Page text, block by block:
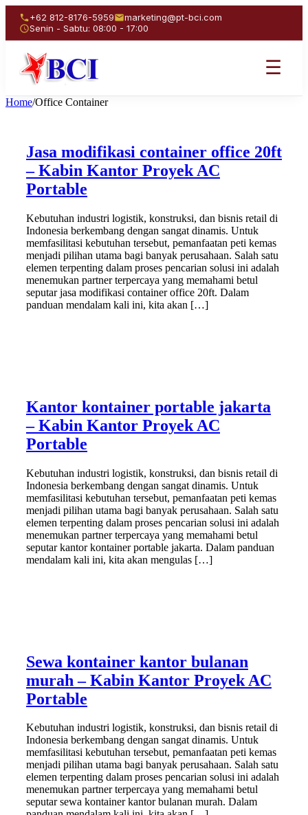
+62 812-8176-5959
marketing@pt-bci.com
Senin - Sabtu: 08:00 - 17:00
☰
Home/Office Container
Jasa modifikasi container office 20ft
– Kabin Kantor Proyek AC
Portable
Kebutuhan industri logistik, konstruksi, dan bisnis retail di
Indonesia berkembang dengan sangat dinamis. Untuk
memfasilitasi kebutuhan tersebut, pemanfaatan peti kemas
menjadi pilihan utama bagi banyak perusahaan. Salah satu
elemen terpenting dalam proses pencarian solusi ini adalah
menemukan partner terpercaya yang memahami betul
seputar jasa modifikasi container office 20ft. Dalam
panduan mendalam kali ini, kita akan […]
Kantor kontainer portable jakarta
– Kabin Kantor Proyek AC
Portable
Kebutuhan industri logistik, konstruksi, dan bisnis retail di
Indonesia berkembang dengan sangat dinamis. Untuk
memfasilitasi kebutuhan tersebut, pemanfaatan peti kemas
menjadi pilihan utama bagi banyak perusahaan. Salah satu
elemen terpenting dalam proses pencarian solusi ini adalah
menemukan partner terpercaya yang memahami betul
seputar kantor kontainer portable jakarta. Dalam panduan
mendalam kali ini, kita akan mengulas […]
Sewa kontainer kantor bulanan
murah – Kabin Kantor Proyek AC
Portable
Kebutuhan industri logistik, konstruksi, dan bisnis retail di
Indonesia berkembang dengan sangat dinamis. Untuk
memfasilitasi kebutuhan tersebut, pemanfaatan peti kemas
menjadi pilihan utama bagi banyak perusahaan. Salah satu
elemen terpenting dalam proses pencarian solusi ini adalah
menemukan partner terpercaya yang memahami betul
seputar sewa kontainer kantor bulanan murah. Dalam